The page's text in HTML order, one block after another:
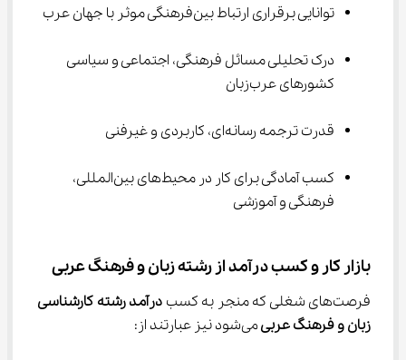
توانایی برقراری ارتباط بین‌فرهنگی موثر با جهان عرب
درک تحلیلی مسائل فرهنگی، اجتماعی و سیاسی
کشورهای عرب‌زبان
قدرت ترجمه رسانه‌ای، کاربردی و غیرفنی
کسب آمادگی برای کار در محیط‌های بین‌المللی،
فرهنگی و آموزشی
بازار کار و کسب درآمد از رشته زبان و فرهنگ عربی
فرصت‌های شغلی که منجر به کسب
درآمد رشته کارشناسی
زبان و فرهنگ عربی ‌می‌شود نیز عبارتند از: